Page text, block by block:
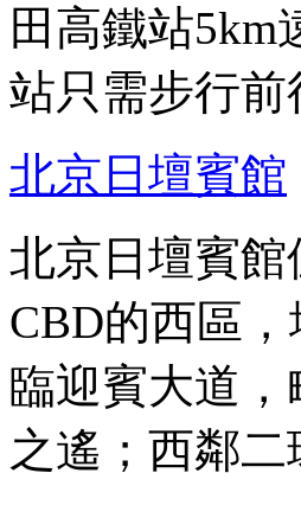
田高鐵站
站只需步行前
北京日壇賓館
北京日壇賓
CBD的西區
臨迎賓大道
之遙；西鄰